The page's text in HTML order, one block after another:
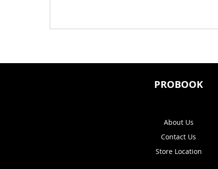
PROBOOK
About Us
Contact Us
Store Location